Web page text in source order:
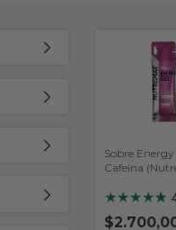
Sobre Energy
Cafeina
★★★★★
★